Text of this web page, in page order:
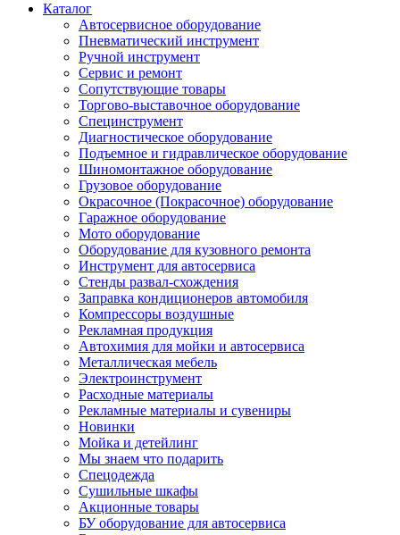
Каталог
Автосервисное оборудование
Пневматический инструмент
Ручной инструмент
Сервис и ремонт
Сопутствующие товары
Торгово-выставочное оборудование
Специнструмент
Диагностическое оборудование
Подъемное и гидравлическое оборудование
Шиномонтажное оборудование
Грузовое оборудование
Окрасочное (Покрасочное) оборудование
Гаражное оборудование
Мото оборудование
Оборудование для кузовного ремонта
Инструмент для автосервиса
Стенды развал-схождения
Заправка кондиционеров автомобиля
Компрессоры воздушные
Рекламная продукция
Автохимия для мойки и автосервиса
Металлическая мебель
Электроинструмент
Расходные материалы
Рекламные материалы и сувениры
Новинки
Мойка и детейлинг
Мы знаем что подарить
Спецодежда
Сушильные шкафы
Акционные товары
БУ оборудование для автосервиса